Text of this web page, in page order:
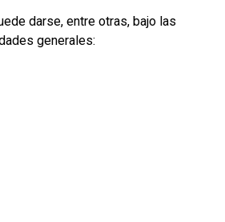
darse, entre otras, bajo las
generales: